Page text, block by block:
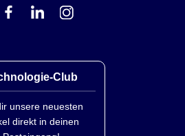
Club
unsere neuesten
direkt in deinen